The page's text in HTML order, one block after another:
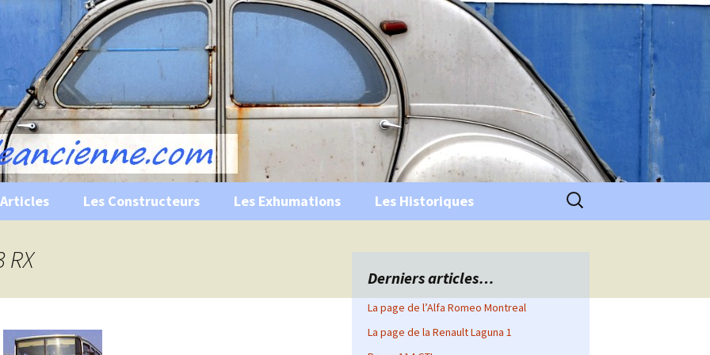
Ancienne
historiques …
Les Constructeurs Les Exhumations Les Historiques Rechercher :
RX
Derniers articles…
La page de l’Alfa Romeo Montreal
La page de la Renault Laguna 1